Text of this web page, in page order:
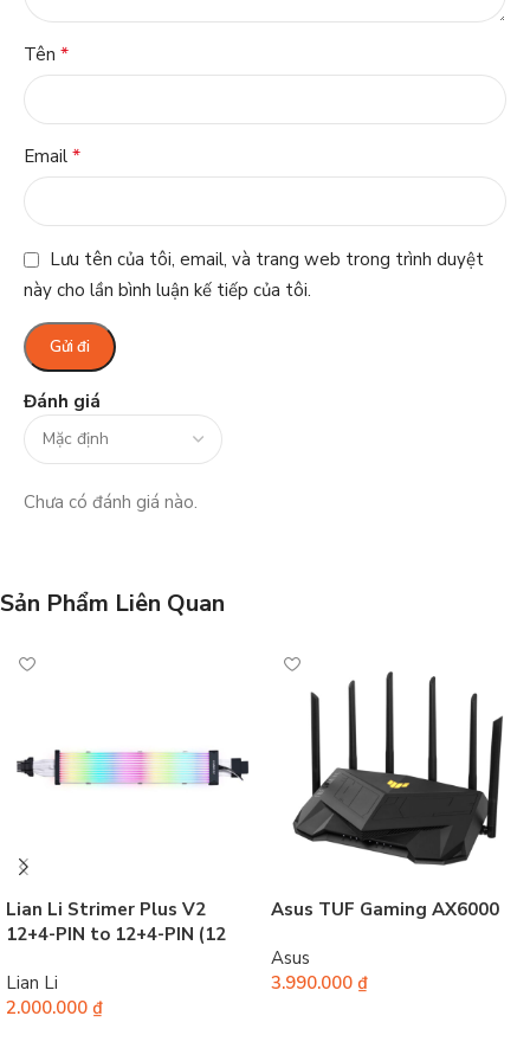
Đánh giá
Chưa có đánh giá nào.
Tên *
Email *
Lưu tên của tôi, email, và trang web trong trình duyệt
này cho lần bình luận kế tiếp của tôi.
Sản Phẩm Liên Quan
Lian Li Strimer Plus V2
12+4-PIN to 12+4-PIN (12
Lian Li
2.000.000 ₫
Asus TUF Gaming AX6000
Asus
3.990.000 ₫